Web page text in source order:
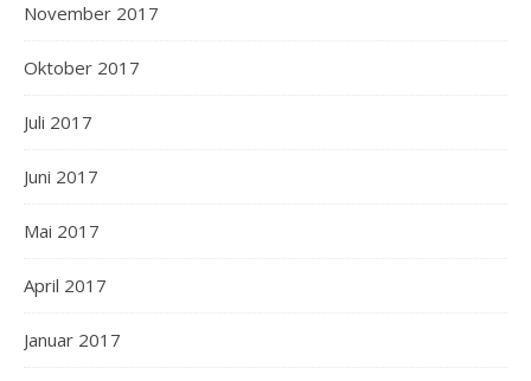
November 2017
Oktober 2017
Juli 2017
Juni 2017
Mai 2017
April 2017
Januar 2017